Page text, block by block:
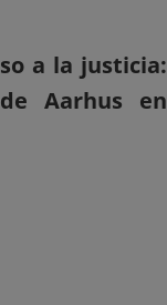
a la justicia:
Aarhus en